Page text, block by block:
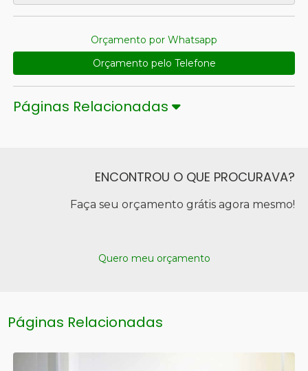
Orçamento por Whatsapp
Orçamento pelo Telefone
Páginas Relacionadas
ENCONTROU O QUE PROCURAVA?
Faça seu orçamento grátis agora mesmo!
Quero meu orçamento
Páginas Relacionadas